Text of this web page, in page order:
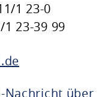
1 23-0
1 23-39 99
Nachricht über